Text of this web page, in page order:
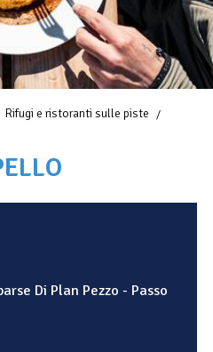
Rifugi e ristoranti sulle piste
Di Plan Pezzo - Passo